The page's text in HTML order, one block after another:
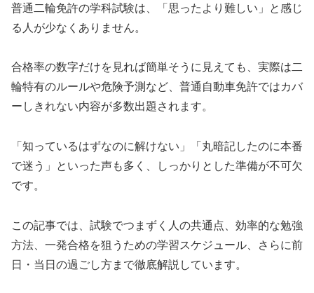
普通二輪免許の学科試験は、「思ったより難しい」と感じ
る人が少なくありません。
合格率の数字だけを見れば簡単そうに見えても、実際は二
輪特有のルールや危険予測など、普通自動車免許ではカバ
ーしきれない内容が多数出題されます。
「知っているはずなのに解けない」「丸暗記したのに本番
で迷う」といった声も多く、しっかりとした準備が不可欠
です。
この記事では、試験でつまずく人の共通点、効率的な勉強
方法、一発合格を狙うための学習スケジュール、さらに前
日・当日の過ごし方まで徹底解説しています。